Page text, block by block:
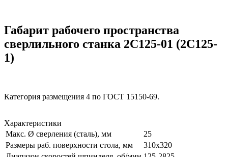
Габарит рабочего пространства
сверлильного станка 2С125-01 (2С125-
1)
Категория размещения 4 по ГОСТ 15150-69.
Характеристики
Макс. Ø сверления (сталь), мм
25
Размеры раб. поверхности стола, мм
310х320